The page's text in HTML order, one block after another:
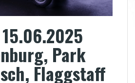
Park
Flaggstaff